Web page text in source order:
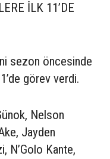
İLK 11’DE
sezon öncesinde
görev verdi.
Nelson
Jayden
N’Golo Kante,